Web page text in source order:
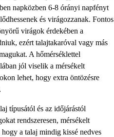
napközben 6-8 órányi napfényt
és virágozzanak. Fontos
virágok érdekében a
ezért talajtakaróval vagy más
A hőmérséklettel
jól viselik a mérsékelt
lehet, hogy extra öntözésre
típusától és az időjárástól
rendszeresen, mérsékelt
a talaj mindig kissé nedves